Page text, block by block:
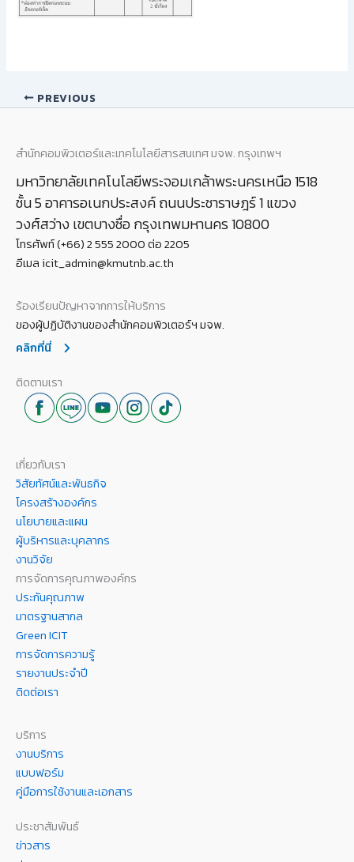
PREVIOUS
สำนักคอมพิวเตอร์และเทคโนโลยีสารสนเทศ มจพ. กรุงเทพฯ
มหาวิทยาลัยเทคโนโลยีพระจอมเกล้าพระนครเหนือ 1518
ชั้น 5 อาคารอเนกประสงค์ ถนนประชาราษฎร์ 1 แขวง
วงศ์สว่าง เขตบางซื่อ กรุงเทพมหานคร 10800
โทรศัพท์ (+66) 2 555 2000 ต่อ 2205
อีเมล icit_admin@kmutnb.ac.th
ร้องเรียนปัญหาจากการให้บริการ
ของผู้ปฏิบัติงานของสำนักคอมพิวเตอร์ฯ มจพ.
คลิกที่นี่
ติดตามเรา
เกี่ยวกับเรา
วิสัยทัศน์และพันธกิจ
โครงสร้างองค์กร
นโยบายและแผน
ผู้บริหารและบุคลากร
งานวิจัย
การจัดการคุณภาพองค์กร
ประกันคุณภาพ
มาตรฐานสากล
Green ICIT
การจัดการความรู้
รายงานประจำปี
ติดต่อเรา
บริการ
งานบริการ
แบบฟอร์ม
คู่มือการใช้งานและเอกสาร
ประชาสัมพันธ์
ข่าวสาร